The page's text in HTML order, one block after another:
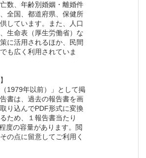
数、年齢別婚姻・離婚件
全国、都道府県、保健所
しています。また、人口
生命表（厚生労働省）な
に活用されるほか、民間
も広く利用されていま
1979年以前）」として掲
書は、過去の報告書を画
り込んでPDF形式に変換
ため、１報告書当たり
度の容量があります。閲
の点に留意してご利用く